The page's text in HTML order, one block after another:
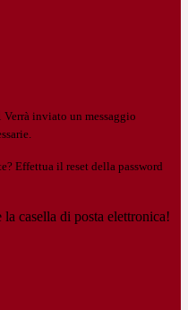
Verrà inviato un messaggio
Effettua il reset della password
casella di posta elettronica!